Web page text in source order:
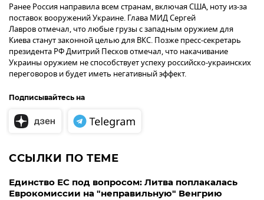
Ранее Россия направила всем странам, включая США, ноту из-за
поставок вооружений Украине. Глава МИД Сергей
Лавров отмечал, что любые грузы с западным оружием для
Киева станут законной целью для ВКС. Позже пресс-секретарь
президента РФ Дмитрий Песков отмечал, что накачивание
Украины оружием не способствует успеху российско-украинских
переговоров и будет иметь негативный эффект.
Подписывайтесь на
ССЫЛКИ ПО ТЕМЕ
Единство ЕС под вопросом: Литва поплакалась
Еврокомиссии на "неправильную" Венгрию